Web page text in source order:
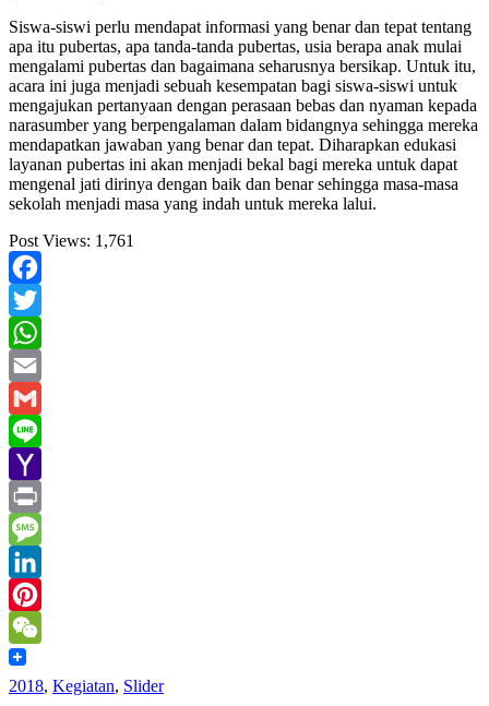
Siswa-siswi perlu mendapat informasi yang benar dan tepat tentang
apa itu pubertas, apa tanda-tanda pubertas, usia berapa anak mulai
mengalami pubertas dan bagaimana seharusnya bersikap. Untuk itu,
acara ini juga menjadi sebuah kesempatan bagi siswa-siswi untuk
mengajukan pertanyaan dengan perasaan bebas dan nyaman kepada
narasumber yang berpengalaman dalam bidangnya sehingga mereka
mendapatkan jawaban yang benar dan tepat. Diharapkan edukasi
layanan pubertas ini akan menjadi bekal bagi mereka untuk dapat
mengenal jati dirinya dengan baik dan benar sehingga masa-masa
sekolah menjadi masa yang indah untuk mereka lalui.
Post Views: 1,761
Facebook
Twitter
WhatsApp
Email
Gmail
Line
Yahoo
Mail
Print
Message
LinkedIn
Pinterest
WeChat
2018, Kegiatan, Slider